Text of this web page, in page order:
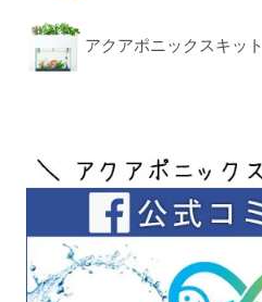
アクアポニックスキット